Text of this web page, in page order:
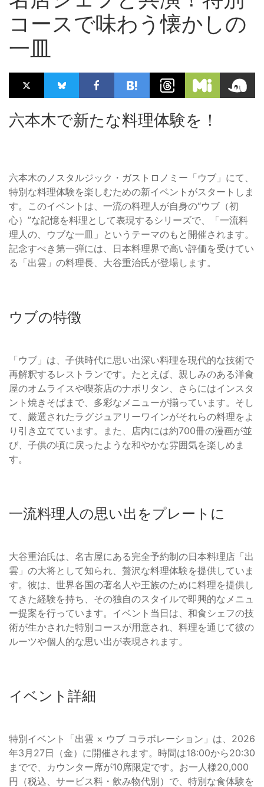
コースで味わう懐かしの
一皿
六本木で新たな料理体験を！
六本木のノスタルジック・ガストロノミー「ウブ」にて、
特別な料理体験を楽しむための新イベントがスタートしま
す。このイベントは、一流の料理人が自身の“ウブ（初
心）”な記憶を料理として表現するシリーズで、「一流料
理人の、ウブな一皿」というテーマのもと開催されます。
記念すべき第一弾には、日本料理界で高い評価を受けてい
る「出雲」の料理長、大谷重治氏が登場します。
ウブの特徴
「ウブ」は、子供時代に思い出深い料理を現代的な技術で
再解釈するレストランです。たとえば、親しみのある洋食
屋のオムライスや喫茶店のナポリタン、さらにはインスタ
ント焼きそばまで、多彩なメニューが揃っています。そし
て、厳選されたラグジュアリーワインがそれらの料理をよ
り引き立てています。また、店内には約700冊の漫画が並
び、子供の頃に戻ったような和やかな雰囲気を楽しめま
す。
一流料理人の思い出をプレートに
大谷重治氏は、名古屋にある完全予約制の日本料理店「出
雲」の大将として知られ、贅沢な料理体験を提供していま
す。彼は、世界各国の著名人や王族のために料理を提供し
てきた経験を持ち、その独自のスタイルで即興的なメニュ
ー提案を行っています。イベント当日は、和食シェフの技
術が生かされた特別コースが用意され、料理を通じて彼の
ルーツや個人的な思い出が表現されます。
イベント詳細
特別イベント「出雲 × ウブ コラボレーション」は、2026
年3月27日（金）に開催されます。時間は18:00から20:30
までで、カウンター席が10席限定です。お一人様20,000
円（税込、サービス料・飲み物代別）で、特別な食体験を